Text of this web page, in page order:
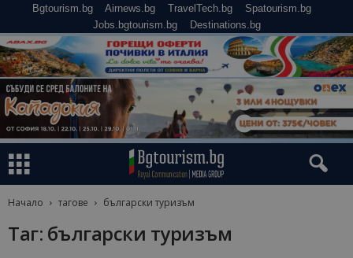
Bgtourism.bg Airnews.bg TravelTech.bg
Spatourism.bg
Jobs.bgtourism.bg
Destinations.bg
Начало тагове български туризъм
Таг: български туризъм